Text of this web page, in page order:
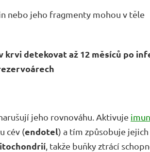
nebo jeho fragmenty mohou v těle
krvi detekovat až 12 měsíců po
jeho rovnováhu. Aktivuje
cév (endotel) a tím způsobuje jejich
, takže buňky ztrácí